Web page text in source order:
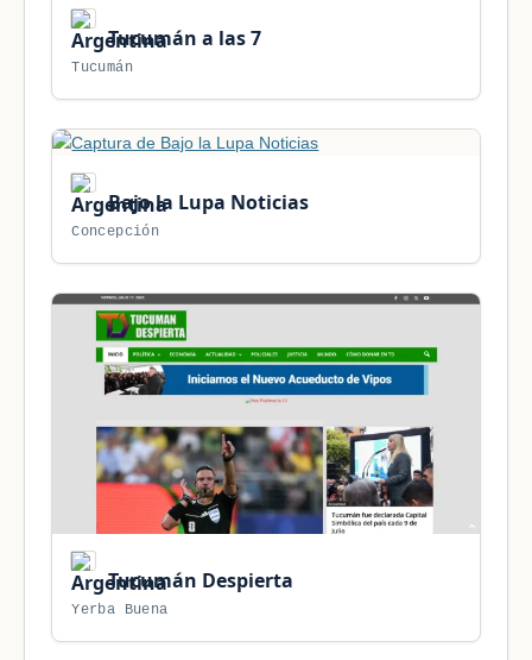
Tucumán a las 7
Tucumán
Bajo la Lupa Noticias
Concepción
Tucumán Despierta
Yerba Buena